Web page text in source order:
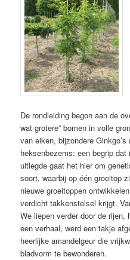
De rondleiding begon aan de
wat grotere” bomen in volle
van eiken, bijzondere Ginkgo’s
heksenbezems: een begrip
uitlegde gaat het hier om
soort, waarbij op één groeitop
nieuwe groeitoppen
verdicht takkenstelsel krijgt.
We liepen verder door de rijen,
een verhaal, werd een takje
heerlijke amandelgeur die
bladvorm te bewonderen.